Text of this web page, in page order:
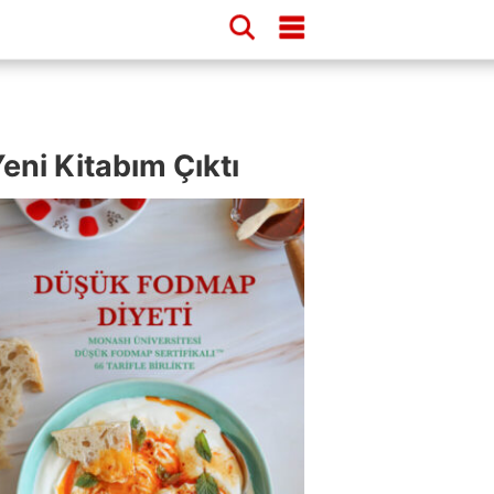
Kitabım Çıktı